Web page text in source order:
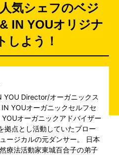
気シェフのベジ
IN YOUオリジナ
しよう！
YOU Director/オーガニックス
YOUオーガニックセルフセ
オーガニックアドバイザー
拠点とし活動していたブロー
ージカルの元ダンサー。 日本
療法活動家東城百合子の弟子